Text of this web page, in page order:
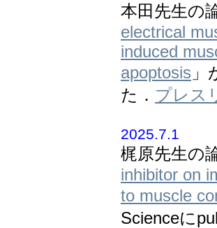
本田先生の
electrical
induced
apoptosis 」
た． プレス
2025.7.1
梶原先生の
inhibitor on
to muscle
Scienceに